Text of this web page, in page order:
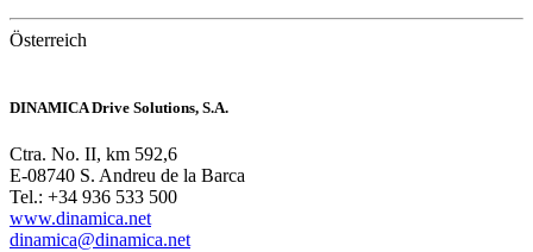
Österreich
DINAMICA Drive Solutions, S.A.
Ctra. No. II, km 592,6
E-08740 S. Andreu de la Barca
Tel.: +34 936 533 500
www.dinamica.net
dinamica@dinamica.net